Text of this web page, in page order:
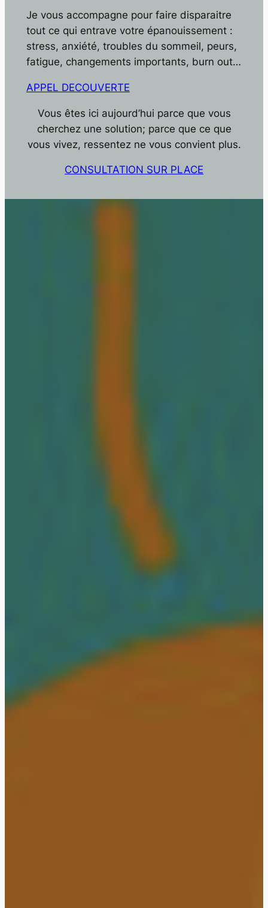
Je vous accompagne pour faire disparaitre
tout ce qui entrave votre épanouissement :
stress, anxiété, troubles du sommeil, peurs,
fatigue, changements importants, burn out…
APPEL DECOUVERTE
Vous êtes ici aujourd’hui parce que vous
cherchez une solution; parce que ce que
vous vivez, ressentez ne vous convient plus.
CONSULTATION SUR PLACE